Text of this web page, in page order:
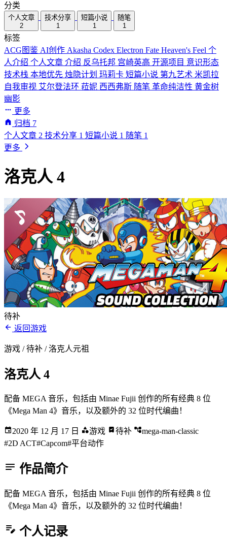
分类
个人文章
2
技术分享
1
短篇小说
1
随笔
1
标签
ACG图鉴 AI创作 Akasha Codex Electron Fate Heaven's Feel 个
人介绍 个人文章 介绍 反乌托邦 宫崎英高 开源项目 意识形态
技术栈 本地优先 烛隐计划 玛莉卡 短篇小说 第九艺术 米凯拉
自我审视 艾尔登法环 菈妮 西西弗斯 随笔 革命纯洁性 黄金树
幽影
更多
归档 7
个人文章 2 技术分享 1 短篇小说 1 随笔 1
更多
洛克人 4
待补
返回游戏
游戏 / 待补 / 洛克人元祖
洛克人 4
配备 MEGA 音乐，包括由 Minae Fujii 创作的所有经典 8 位
《Mega Man 4》音乐，以及额外的 32 位时代编曲！
2020 年 12 月 17 日 游戏 待补
mega-man-classic
#2D ACT#Capcom#平台动作
作品简介
配备 MEGA 音乐，包括由 Minae Fujii 创作的所有经典 8 位
《Mega Man 4》音乐，以及额外的 32 位时代编曲！
个人记录